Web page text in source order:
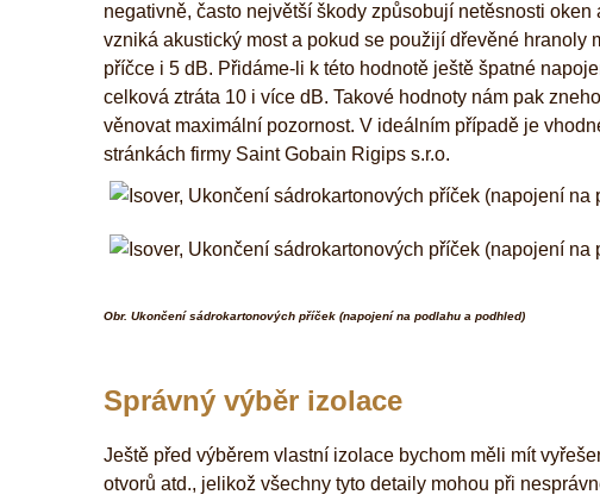
negativně, často největší škody způsobují netěsnosti
vzniká akustický most a pokud se použijí dřevěné hranoly
příčce i 5 dB. Přidáme-li k této hodnotě ještě špatné
celková ztráta 10 i více dB. Takové hodnoty nám pak
věnovat maximální pozornost. V ideálním případě je
stránkách firmy Saint Gobain Rigips s.r.o.
Obr. Ukončení sádrokartonových příček (napojení na podlahu a podhled)
Správný výběr izolace
Ještě před výběrem vlastní izolace bychom měli mít
otvorů atd., jelikož všechny tyto detaily mohou při